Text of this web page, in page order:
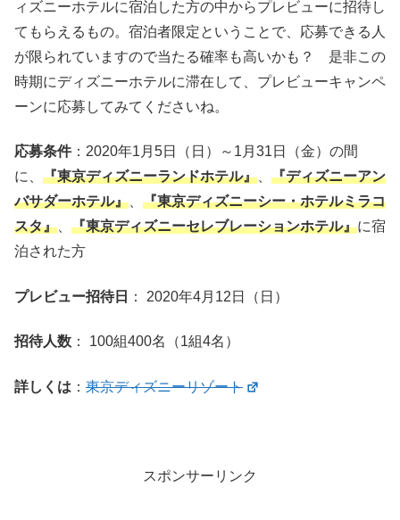
ィズニーホテルに宿泊した方の中からプレビューに招待し
てもらえるもの。宿泊者限定ということで、応募できる人
が限られていますので当たる確率も高いかも？ 是非この
時期にディズニーホテルに滞在して、プレビューキャンペ
ーンに応募してみてくださいね。
応募条件：2020年1月5日（日）～1月31日（金）の間
に、 『東京ディズニーランドホテル』、 『ディズニーアン
バサダーホテル』、 『東京ディズニーシー・ホテルミラコ
スタ』、 『東京ディズニーセレブレーションホテル』に宿
泊された方
プレビュー招待日 ： 2020年4月12日（日）
招待人数 ： 100組400名（1組4名）
詳しくは ： 東京ディズニーリゾート
スポンサーリンク